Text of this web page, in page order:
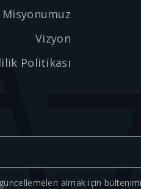
Misyonumuz
Vizyon
Politikası
almak için